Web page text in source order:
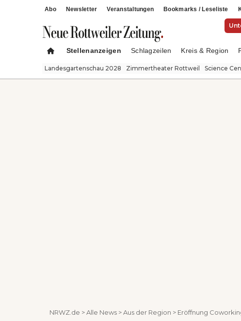
Abo Newsletter Veranstaltungen Bookmarks / Leseliste
Stellenanzeigen Schlagzeilen Kreis & Region
Landesgartenschau 2028 Zimmertheater Rottweil Science
NRWZ.de >Alle News >Aus der Region > Eröffnung